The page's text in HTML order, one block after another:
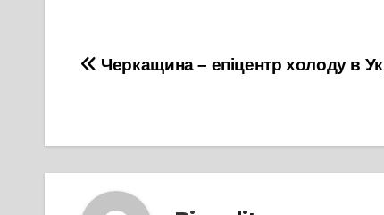
Навігація
Черкащина – епіцентр холоду в